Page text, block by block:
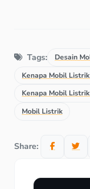
Tags:
Desain
Kenapa Mobil
Kenapa Mobil
Mobil Listrik
Share: